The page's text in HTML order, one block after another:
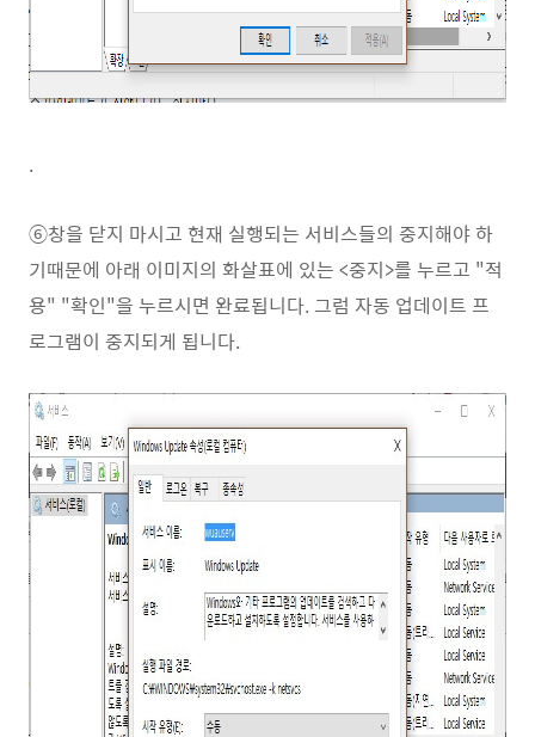
.
⑥창을 닫지 마시고 현재 실행되는 서비스들의 중지해야 하
기때문에 아래 이미지의 화살표에 있는 <중지>를 누르고 "적
용" "확인"을 누르시면 완료됩니다. 그럼 자동 업데이트 프
로그램이 중지되게 됩니다.